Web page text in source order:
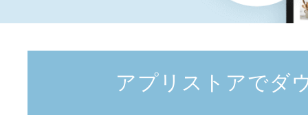
アプリストアでダ